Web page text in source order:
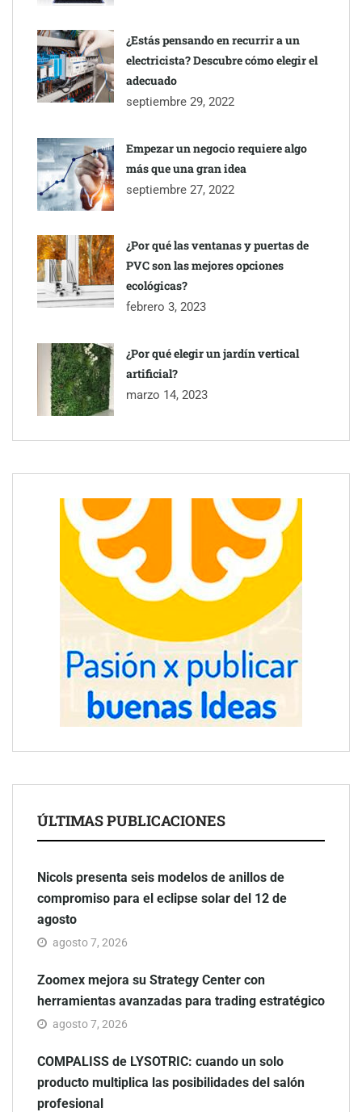
¿Estás pensando en recurrir a un
electricista? Descubre cómo elegir el
adecuado
septiembre 29, 2022
Empezar un negocio requiere algo
más que una gran idea
septiembre 27, 2022
¿Por qué las ventanas y puertas de
PVC son las mejores opciones
ecológicas?
febrero 3, 2023
¿Por qué elegir un jardín vertical
artificial?
marzo 14, 2023
ÚLTIMAS PUBLICACIONES
Nicols presenta seis modelos de anillos de
compromiso para el eclipse solar del 12 de
agosto
agosto 7, 2026
Zoomex mejora su Strategy Center con
herramientas avanzadas para trading estratégico
agosto 7, 2026
COMPALISS de LYSOTRIC: cuando un solo
producto multiplica las posibilidades del salón
profesional